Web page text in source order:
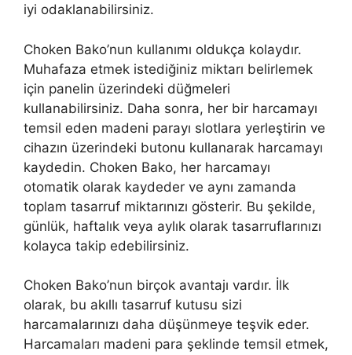
iyi odaklanabilirsiniz.
Choken Bako’nun kullanımı oldukça kolaydır.
Muhafaza etmek istediğiniz miktarı belirlemek
için panelin üzerindeki düğmeleri
kullanabilirsiniz. Daha sonra, her bir harcamayı
temsil eden madeni parayı slotlara yerleştirin ve
cihazın üzerindeki butonu kullanarak harcamayı
kaydedin. Choken Bako, her harcamayı
otomatik olarak kaydeder ve aynı zamanda
toplam tasarruf miktarınızı gösterir. Bu şekilde,
günlük, haftalık veya aylık olarak tasarruflarınızı
kolayca takip edebilirsiniz.
Choken Bako’nun birçok avantajı vardır. İlk
olarak, bu akıllı tasarruf kutusu sizi
harcamalarınızı daha düşünmeye teşvik eder.
Harcamaları madeni para şeklinde temsil etmek,